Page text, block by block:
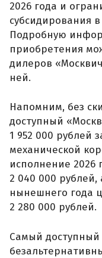
2026 года и
субсидирования
Подробную
приобретения
дилеров
ней.
Напомним, без
доступный
1 952 000 рублей
механической
исполнение 2026
2 040 000
нынешнего года
2 280 000 рублей.
Самый доступный